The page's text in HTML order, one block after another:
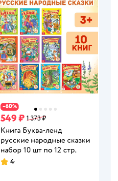
−60%
549 ₽ 1 373 ₽
Книга Буква-ленд
русские народные сказки
набор 10 шт по 12 стр.
Рейтинг:
4